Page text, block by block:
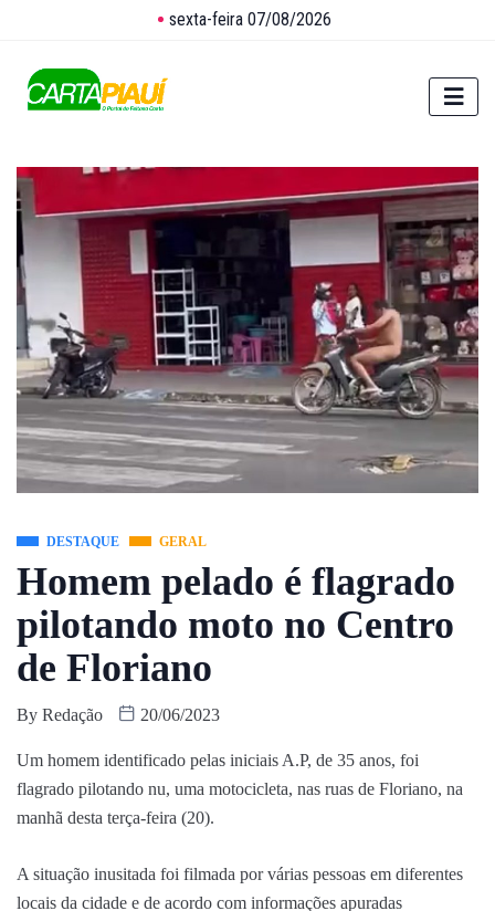
sexta-feira 07/08/2026
DESTAQUE GERAL
Homem pelado é flagrado
pilotando moto no Centro
de Floriano
By Redação 20/06/2023
Um homem identificado pelas iniciais A.P, de 35 anos, foi
flagrado pilotando nu, uma motocicleta, nas ruas de Floriano, na
manhã desta terça-feira (20).
A situação inusitada foi filmada por várias pessoas em diferentes
locais da cidade e de acordo com informações apuradas